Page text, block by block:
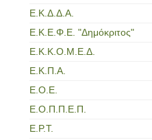
Ε.Κ.Δ.Δ.Α.
Ε.Κ.Ε.Φ.Ε. "Δημόκριτος"
Ε.Κ.Κ.Ο.Μ.Ε.Δ.
Ε.Κ.Π.Α.
Ε.Ο.Ε.
Ε.Ο.Π.Π.Ε.Π.
Ε.Ρ.Τ.